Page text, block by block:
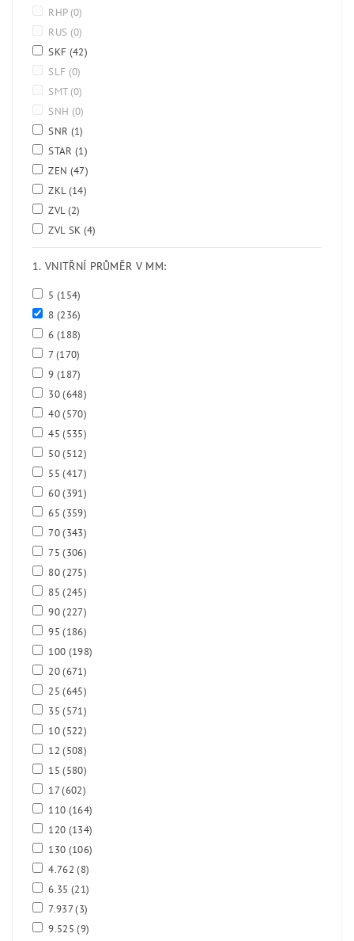
RHP (0)
RUS (0)
SKF (42)
SLF (0)
SMT (0)
SNH (0)
SNR (1)
STAR (1)
ZEN (47)
ZKL(14)
ZVL(2)
ZVL SK (4)
1. VNITŘNÍ PRŮMĚR V MM:
5 (154)
8 (236)
6 (188)
7(170)
9 (187)
30(648)
40(570)
45(535)
50(512)
55(417)
60(391)
65(359)
70(343)
75(306)
80(275)
85(245)
90(227)
95(186)
100 (198)
20(671)
25(645)
35(571)
10(522)
12(508)
15(580)
17(602)
110 (164)
120 (134)
130 (106)
4.762(8)
6.35 (21)
7.937(3)
9.525(9)